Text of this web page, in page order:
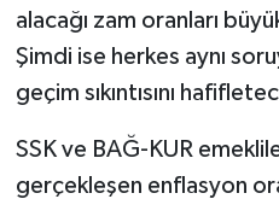
alacağı zam oranları
Şimdi ise herkes aynı
geçim sıkıntısını
SSK ve BAĞ-KUR
gerçekleşen enflasyon
Teknoloji
Video Haber